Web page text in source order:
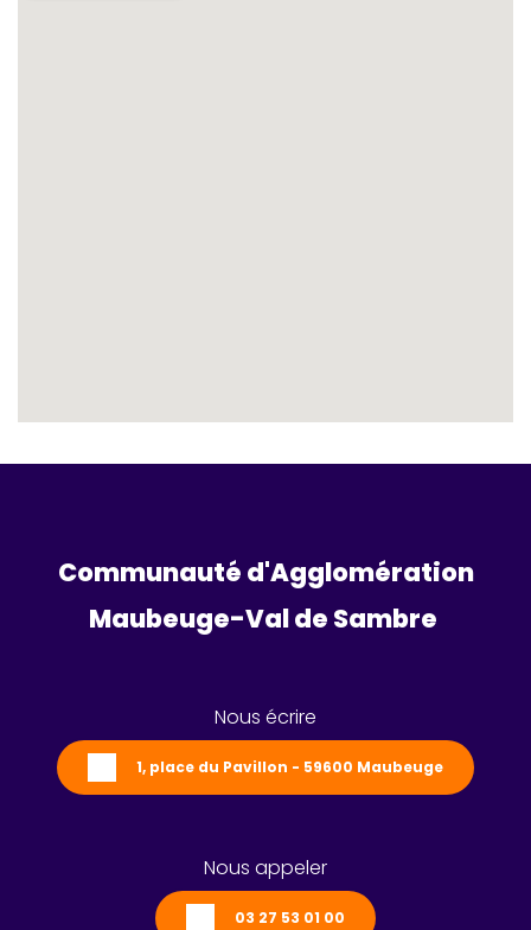
Communauté d'Agglomération
Maubeuge-Val de Sambre
Nous écrire
1, place du Pavillon - 59600 Maubeuge
Nous appeler
03 27 53 01 00